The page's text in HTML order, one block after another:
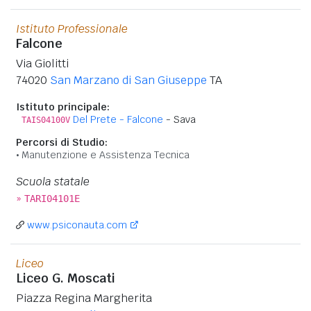
Istituto Professionale
Falcone
Via Giolitti
74020 San Marzano di San Giuseppe TA
Istituto principale:
TAIS04100V Del Prete - Falcone - Sava
Percorsi di Studio:
Manutenzione e Assistenza Tecnica
Scuola statale
» TARI04101E
www.psiconauta.com
Liceo
Liceo G. Moscati
Piazza Regina Margherita